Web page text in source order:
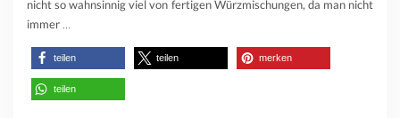
nicht so wahnsinnig viel von fertigen Würzmischungen, da man nicht
immer…
teilen teilen merken
teilen